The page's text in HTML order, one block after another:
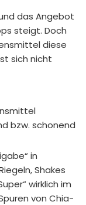
das Angebot
steigt. Doch
diese
sich nicht
bzw. schonend
in
Shakes
wirklich im
von Chia-